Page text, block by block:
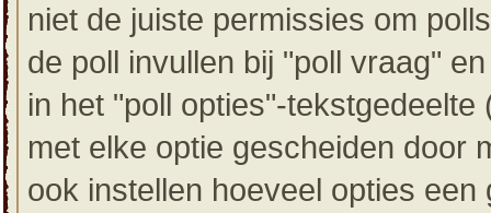
niet de juiste permissies om
de poll invullen bij "poll vraag"
in het "poll opties"-
met elke optie gescheiden door
ook instellen hoeveel opties